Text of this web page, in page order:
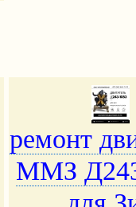
ремонт
ММЗ